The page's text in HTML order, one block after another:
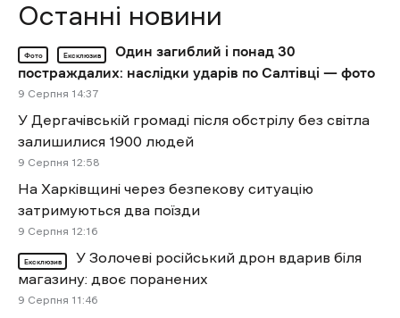
Останні новини
Фото Ексклюзив
Один загиблий і понад 30
постраждалих: наслідки ударів по Салтівці — фото
9 Cерпня 14:37
У Дергачівській громаді після обстрілу без світла
залишилися 1900 людей
9 Cерпня 12:58
На Харківщині через безпекову ситуацію
затримуються два поїзди
9 Cерпня 12:16
Ексклюзив
У Золочеві російський дрон вдарив біля
магазину: двоє поранених
9 Cерпня 11:46